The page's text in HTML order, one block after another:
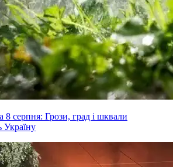
8 серпня: Грози, град і шквали
Україну